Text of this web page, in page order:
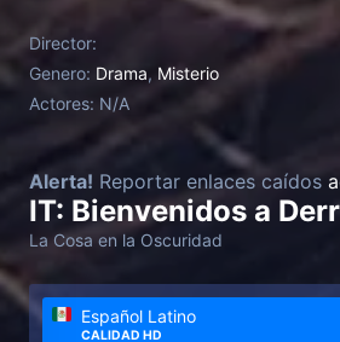
Director:
Genero: Drama, Misterio
Actores: N/A
Alerta! Reportar enlaces caídos
IT: Bienvenidos a
La Cosa en la Oscuridad
Español Latino
CALIDAD HD